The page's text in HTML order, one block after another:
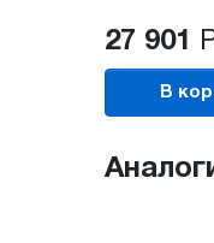
27 901
В